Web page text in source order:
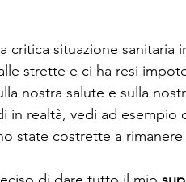
critica situazione sanitaria
strette e ci ha resi
nostra salute e sulla
in realtà, vedi ad esempio
state costrette a rimanere